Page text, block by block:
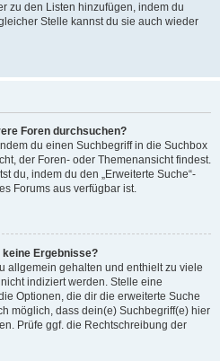
zu den Listen hinzufügen, indem du
Stelle kannst du sie auch wieder
Foren durchsuchen?
du einen Suchbegriff in die Suchbox
der Foren- oder Themenansicht findest.
du, indem du den „Erweiterte Suche“-
Forums aus verfügbar ist.
Ergebnisse?
allgemein gehalten und enthielt zu viele
indiziert werden. Stelle eine
Optionen, die dir die erweiterte Suche
möglich, dass dein(e) Suchbegriff(e) hier
Prüfe ggf. die Rechtschreibung der